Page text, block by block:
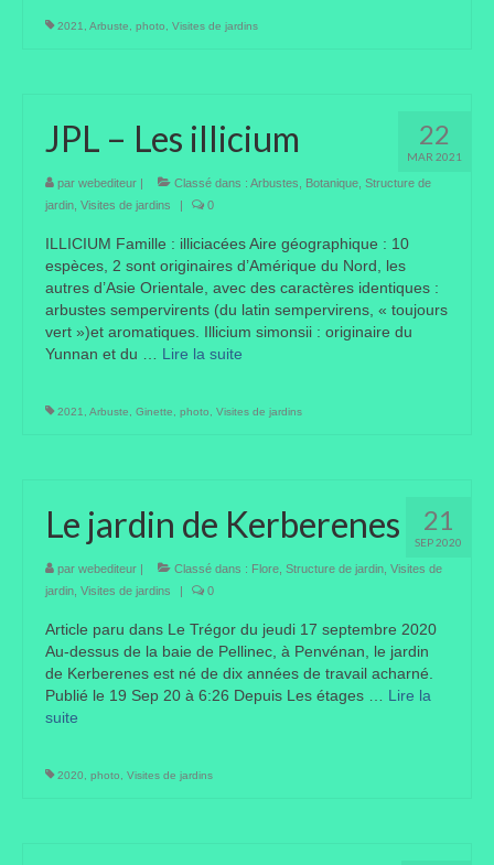
Où trouver le local de JPL ?
2021 Arbuste photo Visites de jardins
22
MAR 2021
JPL – Les illicium
par webediteur | Classé dans : Arbustes Botanique Structure de
jardin Visites de jardins | 0
ILLICIUM Famille : illiciacées Aire géographique : 10
espèces, 2 sont originaires d’Amérique du Nord, les
autres d’Asie Orientale, avec des caractères identiques :
arbustes sempervirents (du latin sempervirens, « toujours
vert »)et aromatiques. Illicium simonsii : originaire du
Yunnan et du … Lire la suite­­
2021 Arbuste Ginette photo Visites de jardins
21
SEP 2020
Le jardin de Kerberenes
par webediteur | Classé dans : Flore Structure de jardin Visites de
jardin Visites de jardins | 0
Article paru dans Le Trégor du jeudi 17 septembre 2020
Au-dessus de la baie de Pellinec, à Penvénan, le jardin
de Kerberenes est né de dix années de travail acharné.
Publié le 19 Sep 20 à 6:26 Depuis Les étages … Lire la
suite­­
2020 photo Visites de jardins